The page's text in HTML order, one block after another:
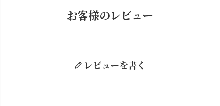
お客様のレビュー
レビューを書く